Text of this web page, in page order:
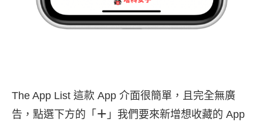
The App List 這款 App 介面很簡單，且完全無廣
告，點選下方的「 ＋ 」我們要來新增想收藏的 App